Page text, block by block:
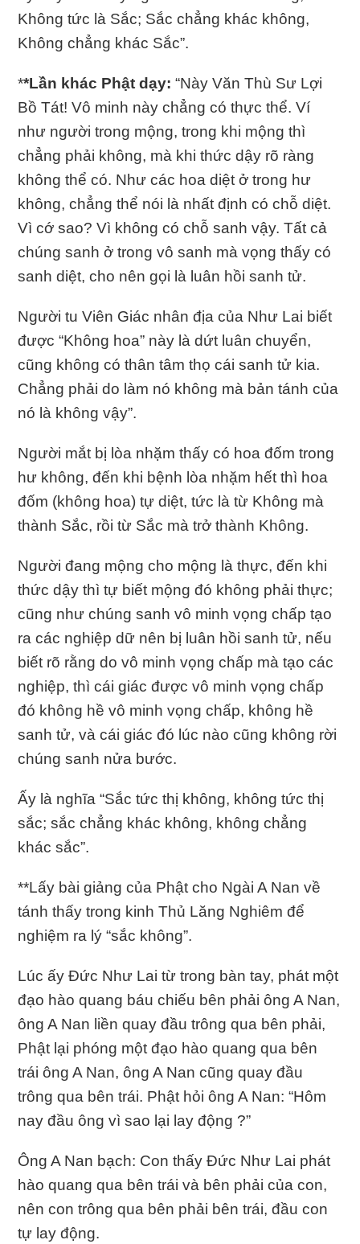
Không tức là Sắc; Sắc chẳng khác không,
Không chẳng khác Sắc”.
**Lần khác Phật dạy: “Này Văn Thù Sư Lợi
Bồ Tát! Vô minh này chẳng có thực thể. Ví
như người trong mộng, trong khi mộng thì
chẳng phải không, mà khi thức dậy rõ ràng
không thể có. Như các hoa diệt ở trong hư
không, chẳng thể nói là nhất định có chỗ diệt.
Vì cớ sao? Vì không có chỗ sanh vậy. Tất cả
chúng sanh ở trong vô sanh mà vọng thấy có
sanh diệt, cho nên gọi là luân hồi sanh tử.
Người tu Viên Giác nhân địa của Như Lai biết
được “Không hoa” này là dứt luân chuyển,
cũng không có thân tâm thọ cái sanh tử kia.
Chẳng phải do làm nó không mà bản tánh của
nó là không vậy”.
Người mắt bị lòa nhặm thấy có hoa đốm trong
hư không, đến khi bệnh lòa nhặm hết thì hoa
đốm (không hoa) tự diệt, tức là từ Không mà
thành Sắc, rồi từ Sắc mà trở thành Không.
Người đang mộng cho mộng là thực, đến khi
thức dậy thì tự biết mộng đó không phải thực;
cũng như chúng sanh vô minh vọng chấp tạo
ra các nghiệp dữ nên bị luân hồi sanh tử, nếu
biết rõ rằng do vô minh vọng chấp mà tạo các
nghiệp, thì cái giác được vô minh vọng chấp
đó không hề vô minh vọng chấp, không hề
sanh tử, và cái giác đó lúc nào cũng không rời
chúng sanh nửa bước.
Ấy là nghĩa “Sắc tức thị không, không tức thị
sắc; sắc chẳng khác không, không chẳng
khác sắc”.
**Lấy bài giảng của Phật cho Ngài A Nan về
tánh thấy trong kinh Thủ Lăng Nghiêm để
nghiệm ra lý “sắc không”.
Lúc ấy Ðức Như Lai từ trong bàn tay, phát một
đạo hào quang báu chiếu bên phải ông A Nan,
ông A Nan liền quay đầu trông qua bên phải,
Phật lại phóng một đạo hào quang qua bên
trái ông A Nan, ông A Nan cũng quay đầu
trông qua bên trái. Phật hỏi ông A Nan: “Hôm
nay đầu ông vì sao lại lay động ?”
Ông A Nan bạch: Con thấy Ðức Như Lai phát
hào quang qua bên trái và bên phải của con,
nên con trông qua bên phải bên trái, đầu con
tự lay động.